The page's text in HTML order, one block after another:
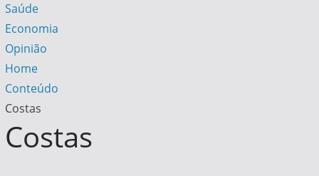
Saúde
Economia
Opinião
Home
Conteúdo
Costas
Costas